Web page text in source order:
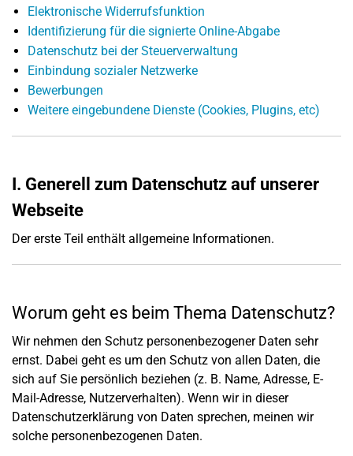
Elektronische Widerrufsfunktion
Identifizierung für die signierte Online-Abgabe
Datenschutz bei der Steuerverwaltung
Einbindung sozialer Netzwerke
Bewerbungen
Weitere eingebundene Dienste (Cookies, Plugins, etc)
I. Generell zum Datenschutz auf unserer
Webseite
Der erste Teil enthält allgemeine Informationen.
Worum geht es beim Thema Datenschutz?
Wir nehmen den Schutz personenbezogener Daten sehr
ernst. Dabei geht es um den Schutz von allen Daten, die
sich auf Sie persönlich beziehen (z. B. Name, Adresse, E-
Mail-Adresse, Nutzerverhalten). Wenn wir in dieser
Datenschutzerklärung von Daten sprechen, meinen wir
solche personenbezogenen Daten.